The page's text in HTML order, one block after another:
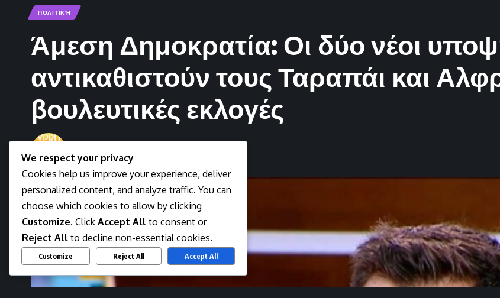
ΠΟΛΙΤΙΚΉ
Άμεση Δημοκρατία: Οι δύο νέοι
αντικαθιστούν τους Ταραπάι και
βουλευτικές εκλογές
Last updated: April 3, 2026 3:27 pm
Newsman
We respect your privacy
Cookies help us improve your experience, deliver
personalized content, and analyze traffic. You can
choose which cookies to allow by clicking
Customize. Click Accept All to consent or
Reject All to decline non-essential cookies.
Customize Reject All Accept All